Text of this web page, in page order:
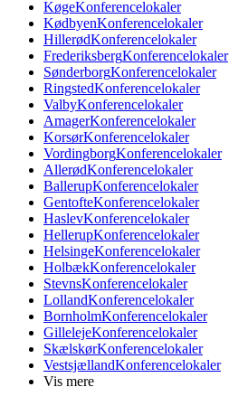
KøgeKonferencelokaler
KødbyenKonferencelokaler
HillerødKonferencelokaler
FrederiksbergKonferencelokaler
SønderborgKonferencelokaler
RingstedKonferencelokaler
ValbyKonferencelokaler
AmagerKonferencelokaler
KorsørKonferencelokaler
VordingborgKonferencelokaler
AllerødKonferencelokaler
BallerupKonferencelokaler
GentofteKonferencelokaler
HaslevKonferencelokaler
HellerupKonferencelokaler
HelsingeKonferencelokaler
HolbækKonferencelokaler
StevnsKonferencelokaler
LollandKonferencelokaler
BornholmKonferencelokaler
GillelejeKonferencelokaler
SkælskørKonferencelokaler
VestsjællandKonferencelokaler
Vis mere